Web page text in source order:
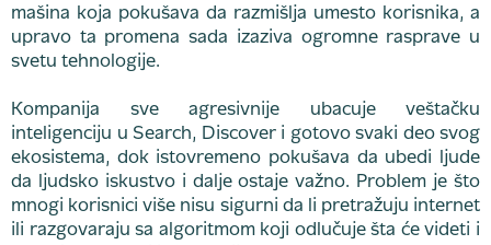
mašina koja pokušava da razmišlja umesto korisnika, a
upravo ta promena sada izaziva ogromne rasprave u
svetu tehnologije.
Kompanija sve agresivnije ubacuje veštačku
inteligenciju u Search, Discover i gotovo svaki deo svog
ekosistema, dok istovremeno pokušava da ubedi ljude
da ljudsko iskustvo i dalje ostaje važno. Problem je što
mnogi korisnici više nisu sigurni da li pretražuju internet
ili razgovaraju sa algoritmom koji odlučuje šta će videti i